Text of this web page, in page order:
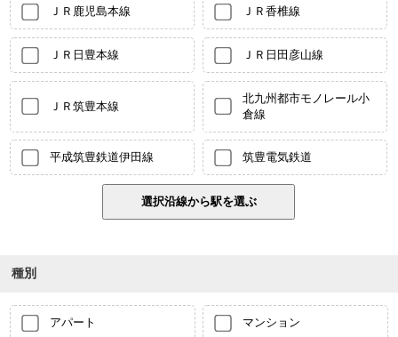
ＪＲ鹿児島本線 ＪＲ香椎線
ＪＲ日豊本線 ＪＲ日田彦山線
ＪＲ筑豊本線
北九州都市モノレール小
倉線
平成筑豊鉄道伊田線 筑豊電気鉄道
種別
アパート マンション